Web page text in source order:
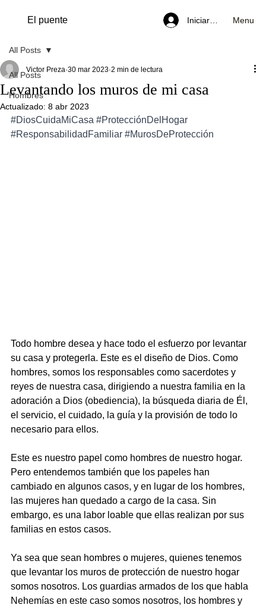
Iniciar sesiónMenu
El puente
All Posts
Hombres
All Posts
Levantando los muros de mi casa
Victor Preza 30 mar 2023 2 min de lectura
Actualizado: 8 abr 2023
#DiosCuidaMiCasa #ProtecciónDelHogar
#ResponsabilidadFamiliar #MurosDeProtección
Todo hombre desea y hace todo el esfuerzo por levantar
su casa y protegerla. Este es el diseño de Dios. Como
hombres, somos los responsables como sacerdotes y
reyes de nuestra casa, dirigiendo a nuestra familia en la
adoración a Dios (obediencia), la búsqueda diaria de Él,
el servicio, el cuidado, la guía y la provisión de todo lo
necesario para ellos.
Este es nuestro papel como hombres de nuestro hogar.
Pero entendemos también que los papeles han
cambiado en algunos casos, y en lugar de los hombres,
las mujeres han quedado a cargo de la casa. Sin
embargo, es una labor loable que ellas realizan por sus
familias en estos casos.
Ya sea que sean hombres o mujeres, quienes tenemos
que levantar los muros de protección de nuestro hogar
somos nosotros. Los guardias armados de los que habla
Nehemías en este caso somos nosotros, los hombres y